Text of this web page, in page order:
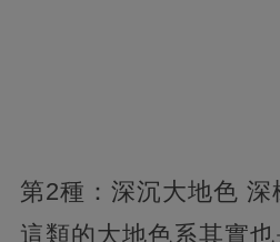
第2種：深沉大地色
這類的大地色系其實